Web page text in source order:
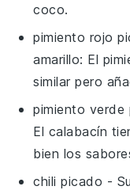
coco.
pimiento rojo
amarillo: El
similar pero
pimiento verde
El calabacín
bien los
chili picado -